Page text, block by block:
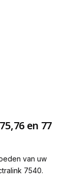
en 77
van uw
7540.